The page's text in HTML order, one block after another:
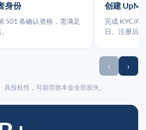
身份
501 条确认资格，需满足
创建
完成 KYC/
日。注册后
‹ ›
具投机性，可能导致本金全部损失。